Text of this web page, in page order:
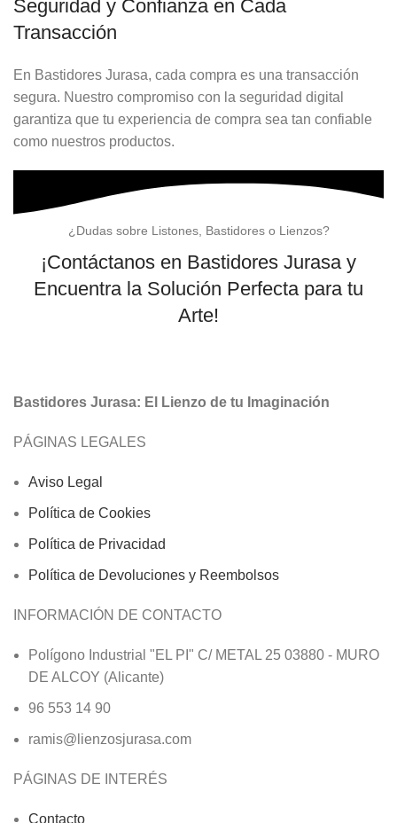
Seguridad y Confianza en Cada
Transacción
En Bastidores Jurasa, cada compra es una transacción
segura. Nuestro compromiso con la seguridad digital
garantiza que tu experiencia de compra sea tan confiable
como nuestros productos.
¿Dudas sobre Listones, Bastidores o Lienzos?
¡Contáctanos en Bastidores Jurasa y
Encuentra la Solución Perfecta para tu
Arte!
Bastidores Jurasa: El Lienzo de tu Imaginación
PÁGINAS LEGALES
Aviso Legal
Política de Cookies
Política de Privacidad
Política de Devoluciones y Reembolsos
INFORMACIÓN DE CONTACTO
Polígono Industrial "EL PI" C/ METAL 25 03880 - MURO
DE ALCOY (Alicante)
96 553 14 90
ramis@lienzosjurasa.com
PÁGINAS DE INTERÉS
Contacto